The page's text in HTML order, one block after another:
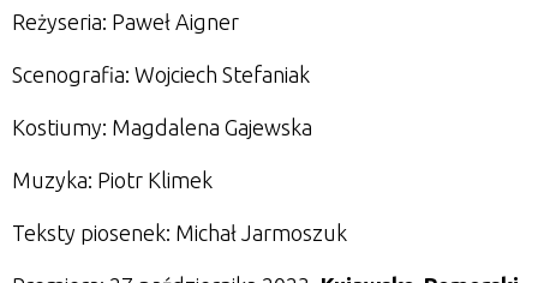
Reżyseria: Paweł Aigner
Scenografia: Wojciech Stefaniak
Kostiumy: Magdalena Gajewska
Muzyka: Piotr Klimek
Teksty piosenek: Michał Jarmoszuk